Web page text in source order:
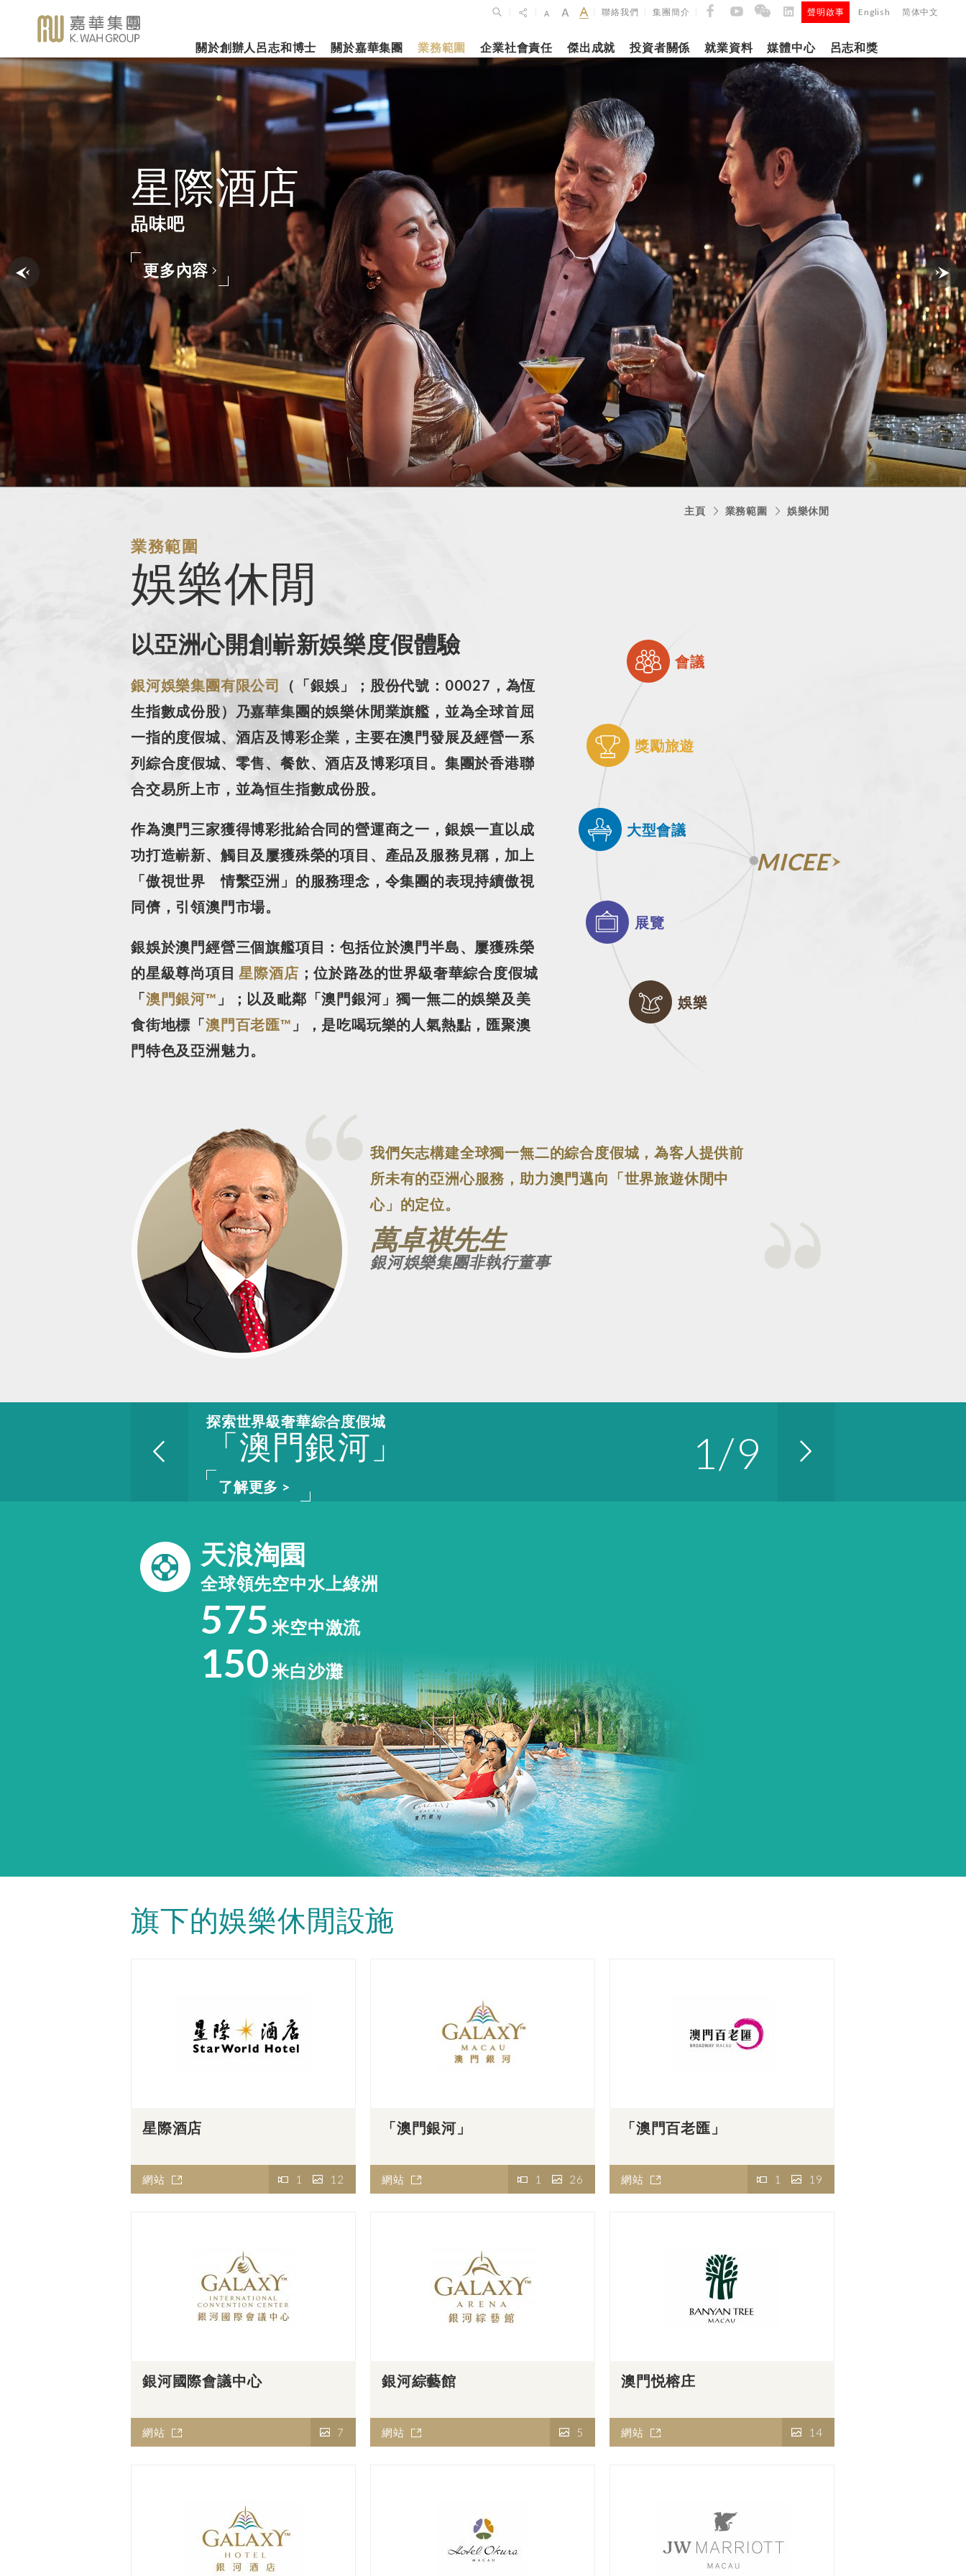
聯絡我們 集團簡介 聲明啟事 English 简体中文
關於創辦人呂志和博士
詳細履歷
關於嘉華集團
嘉華故事
創辦人呂志和博士簡介
業務範圍
業務概覽
房地產 娛樂休閒 建築材料
企業社會責任
企業社會責任
樂助社群
環境保護
支持教育
推廣文康
關懷員工
2023年10月19日
上海交通大學「呂
志和科學園」正式
揭幕
更多內容
傑出成就 投資者關係
嘉華國際集團有限公司
（股份代號：00173）
銀河娛樂集團有限公司
（股份代號：00027）
投資者聯繫
就業資料
事業發展
工作與生活平衡
媒體中心
深切懷念呂志和
博士 - 消息發布
「一嘉人」專欄
新聞稿
《嘉天下通訊》
及專題故事
影片庫
媒體查詢
新聞焦點
2026年3月27日
嘉華國際公佈2025年全年
業績業務維持平穩發展
更多內容
2026年2月26日
銀娛公佈2025年第四季度
及全年業績
更多內容
呂志和獎
「澳門百老匯」
百老匯舞台
更多內容
主頁 業務範圍 娛樂休閒
業務範圍
娛樂休閒
以亞洲心開創嶄新娛樂度假體驗
銀河娛樂集團有限公司
（「銀娛」；股份代號：00027，為恆
生指數成份股）乃嘉華集團的娛樂休閒業旗艦，並為全球首屈
一指的度假城、酒店及博彩企業，主要在澳門發展及經營一系
列綜合度假城、零售、餐飲、酒店及博彩項目。集團於香港聯
合交易所上市，並為恒生指數成份股。
作為澳門三家獲得博彩批給合同的營運商之一 ，銀娛一直以成
功打造嶄新、觸目及屢獲殊榮的項目、產品及服務見稱，加上
「傲視世界 情繫亞洲」的服務理念，令集團的表現持續傲視
同儕，引領澳門市場。
銀娛於澳門經營三個旗艦項目：包括位於澳門半島、屢獲殊榮
的星級尊尚項目星際酒店 ；位於路氹的世界級奢華綜合度假城
「澳門銀河™ 」；以及毗鄰「澳門銀河」獨一無二的娛樂及美
食街地標「澳門百老匯™ 」，是吃喝玩樂的人氣熱點，匯聚澳
門特色及亞洲魅力。
會議
獎勵旅遊
大型會議
展覽
娛樂
MICEE
我們矢志構建全球獨一無二的綜合度假城，為客人提供前
所未有的亞洲心服務，助力澳門邁向「世界旅遊休閒中
心」的定位。
萬卓祺先生
銀河娛樂集團非執行董事
1/9
探索世界級奢華綜合度假城
「澳門銀河」
了解更多 >
天浪淘園
全球領先空中水上綠洲
575 米空中激流
150米白沙灘
旗下的娛樂休閒設施
星際酒店
網站 1 12
「澳門銀河」
網站 1 26
「澳門百老匯」
網站 1 19
銀河國際會議中心
網站 7
銀河綜藝館
網站 5
澳門悦榕庄
網站 14